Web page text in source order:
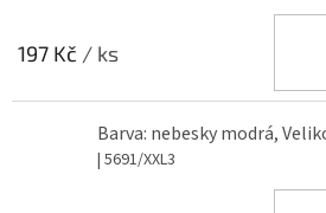
197 Kč / ks
Barva: nebesky modrá,
| 5691/XXL3